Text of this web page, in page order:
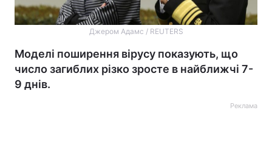
Джером Адамс / REUTERS
Моделі поширення вірусу показують, що
число загиблих різко зросте в найближчі 7-
9 днів.
Реклама